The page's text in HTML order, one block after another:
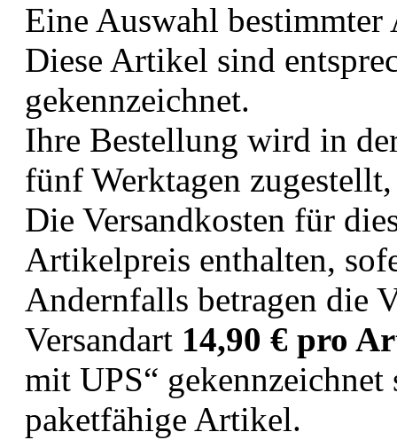
Eine Auswahl
Diese Artikel sind
gekennzeichnet.
Ihre Bestellung wird in
fünf Werktagen
Die Versandkosten für
Artikelpreis enthalten,
Andernfalls betragen die
Versandart 14,90 € pro
mit UPS“
paketfähige Artikel.